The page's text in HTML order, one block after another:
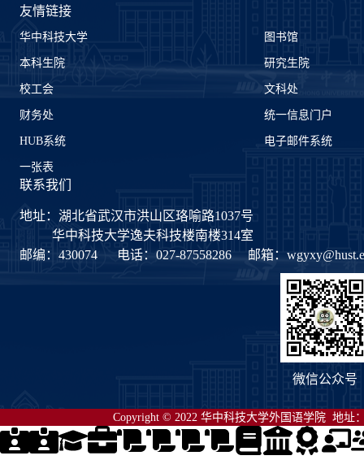
友情链接
华中科技大学 图书馆
本科生院 研究生院
校工会 文科处
财务处 统一信息门户
HUB系统 电子邮件系统
一张表
联系我们
地址：湖北省武汉市洪山区珞喻路1037号
华中科技大学逸夫科技楼南楼314室
邮编：430074
电话：027-87558286 邮箱：
微信公众号
Copyright © 2022 华中科技大学外国语学院 地址